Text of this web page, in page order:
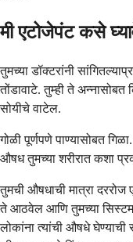
मी एटोजेपंट कसे
तुमच्या डॉक्टरांनी
तोंडावाटे. तुम्ही ते
सोयीचे वाटेल.
गोळी पूर्णपणे पाण्यासोबत
औषध तुमच्या शरीरात कशा
तुमची औषधाची मात्रा
ते आठवेल आणि तुमच्या
लोकांना त्यांची औषधे